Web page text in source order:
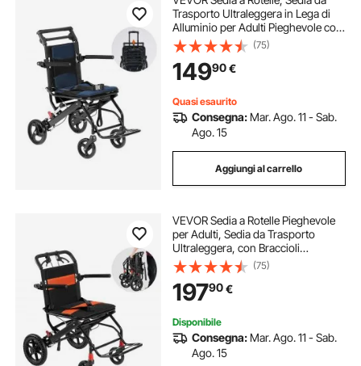
Trasporto Ultraleggera in Lega di
Alluminio per Adulti Pieghevole con
Braccioli Ribaltabili Quanto
Scrivania, Freno Autobloccante,
Sedile Capacità di Peso di 100 kg
(75)
14990€
Quasi esaurito
Consegna: Mar. Ago. 11 - Sab.
Ago. 15
Aggiungi al carrello
VEVOR Sedia a Rotelle Pieghevole
per Adulti, Sedia da Trasporto
Ultraleggera, con Braccioli
Ribaltabili Lunghi Quanto Una
Scrivania, Freno Autobloccante,
Sedile Largo 45,72 cm Capacità di
Peso 100 kg
(75)
19790€
Disponibile
Consegna: Mar. Ago. 11 - Sab.
Ago. 15